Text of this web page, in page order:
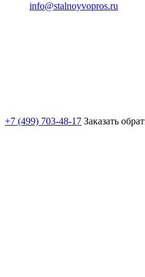
info@stalnoyvopros.ru
+7 (499) 703-48-17 Заказать